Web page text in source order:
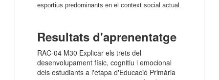
esportius predominants en el context social actual.
Resultats d'aprenentatge
RAC-04 M30 Explicar els trets del
desenvolupament físic, cognitiu i emocional
dels estudiants a l'etapa d'Educació Primària